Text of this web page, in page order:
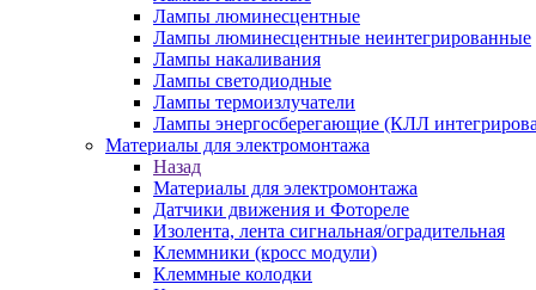
Лампы люминесцентные
Лампы люминесцентные неинтегрированные
Лампы накаливания
Лампы светодиодные
Лампы термоизлучатели
Лампы энергосберегающие (КЛЛ
Материалы для электромонтажа
Назад
Материалы для электромонтажа
Датчики движения и Фотореле
Изолента, лента сигнальная/оградительная
Клеммники (кросс модули)
Клеммные колодки